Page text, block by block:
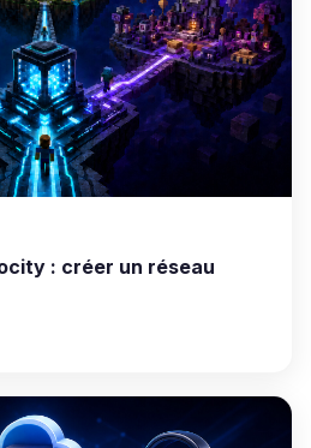
: créer un réseau